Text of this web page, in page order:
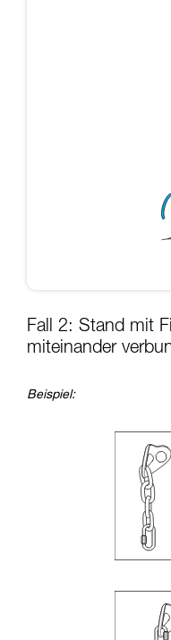
Fall 2: Stand mit
miteinander
Beispiel: